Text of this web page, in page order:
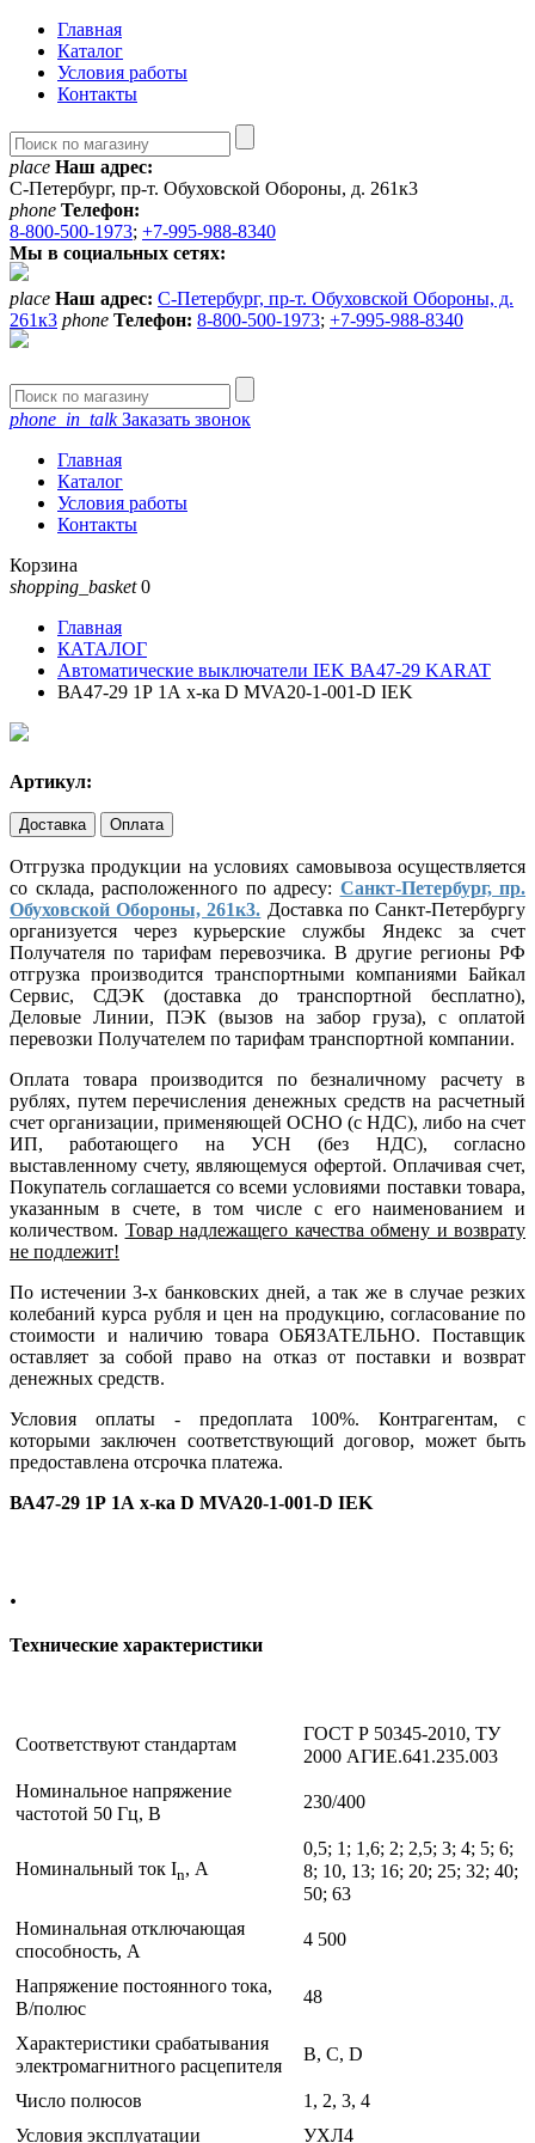
Главная
Каталог
Условия работы
Контакты
place Наш адрес:
С-Петербург, пр-т. Обуховской Обороны, д. 261к3
phone Телефон:
8-800-500-1973; +7-995-988-8340
Мы в социальных сетях:
place Наш адрес: С-Петербург, пр-т. Обуховской Обороны, д.
261к3 phone Телефон: 8-800-500-1973; +7-995-988-8340
phone_in_talkЗаказать звонок
Главная
Каталог
Условия работы
Контакты
Корзина
shopping_basket 0
Главная
КАТАЛОГ
Автоматические выключатели IEK ВА47-29 KARAT
ВА47-29 1Р 1А х-ка D MVA20-1-001-D IEK
Артикул:
Доставка Оплата
Отгрузка продукции на условиях самовывоза осуществляется
со склада, расположенного по адресу: Санкт-Петербург, пр.
Обуховской Обороны, 261к3. Доставка по Санкт-Петербургу
организуется через курьерские службы Яндекс за счет
Получателя по тарифам перевозчика. В другие регионы РФ
отгрузка производится транспортными компаниями Байкал
Сервис, СДЭК (доставка до транспортной бесплатно),
Деловые Линии, ПЭК (вызов на забор груза), с оплатой
перевозки Получателем по тарифам транспортной компании.
Оплата товара производится по безналичному расчету в
рублях, путем перечисления денежных средств на расчетный
счет организации, применяющей ОСНО (с НДС), либо на счет
ИП, работающего на УСН (без НДС), согласно
выставленному счету, являющемуся офертой. Оплачивая счет,
Покупатель соглашается со всеми условиями поставки товара,
указанным в счете, в том числе с его наименованием и
количеством. Товар надлежащего качества обмену и возврату
не подлежит!
По истечении 3-х банковских дней, а так же в случае резких
колебаний курса рубля и цен на продукцию, согласование по
стоимости и наличию товара ОБЯЗАТЕЛЬНО. Поставщик
оставляет за собой право на отказ от поставки и возврат
денежных средств.
Условия оплаты - предоплата 100%. Контрагентам, с
которыми заключен соответствующий договор, может быть
предоставлена отсрочка платежа.
ВА47-29 1Р 1А х-ка D MVA20-1-001-D IEK
.
Технические характеристики
Соответствуют стандартам
ГОСТ Р 50345-2010, ТУ
2000 АГИЕ.641.235.003
Номинальное напряжение
частотой 50 Гц, В
230/400
Номинальный ток In, А
0,5; 1; 1,6; 2; 2,5; 3; 4; 5; 6;
8; 10, 13; 16; 20; 25; 32; 40;
50; 63
Номинальная отключающая
способность, А
4 500
Напряжение постоянного тока,
В/полюс
48
Характеристики срабатывания
электромагнитного расцепителя
В, С, D
Число полюсов
1, 2, 3, 4
Условия эксплуатации
УХЛ4